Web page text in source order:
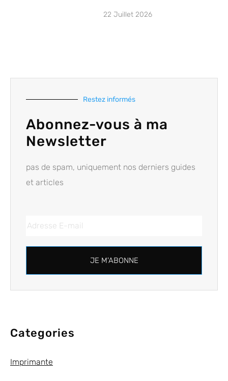
22 Juillet 2026
Restez informés
Abonnez-vous à ma
Newsletter
pas de spam, uniquement nos derniers guides
et articles
JE M'ABONNE
Categories
Imprimante